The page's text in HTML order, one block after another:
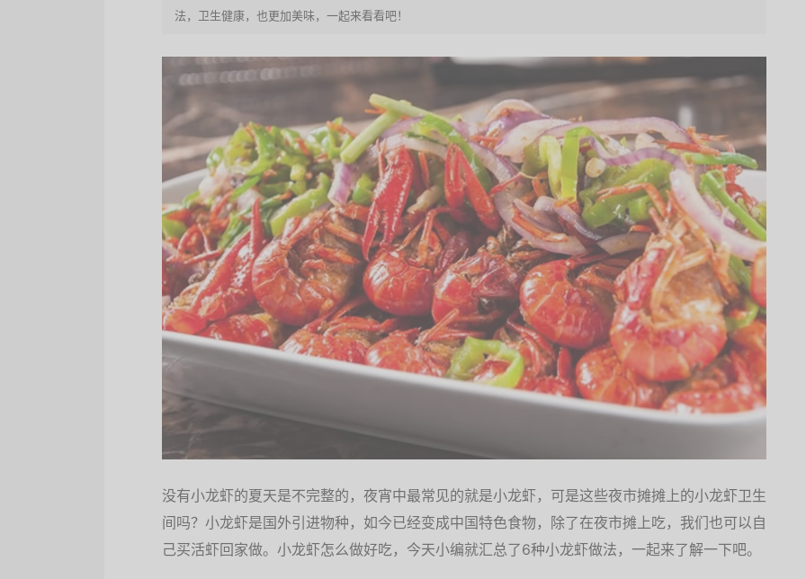
法，卫生健康，也更加美味，一起来看看吧！
没有小龙虾的夏天是不完整的，夜宵中最常见的就是小龙虾，可是这些夜市摊摊上的小龙虾卫生
间吗？小龙虾是国外引进物种，如今已经变成中国特色食物，除了在夜市摊上吃，我们也可以自
己买活虾回家做。小龙虾怎么做好吃，今天小编就汇总了6种小龙虾做法，一起来了解一下吧。